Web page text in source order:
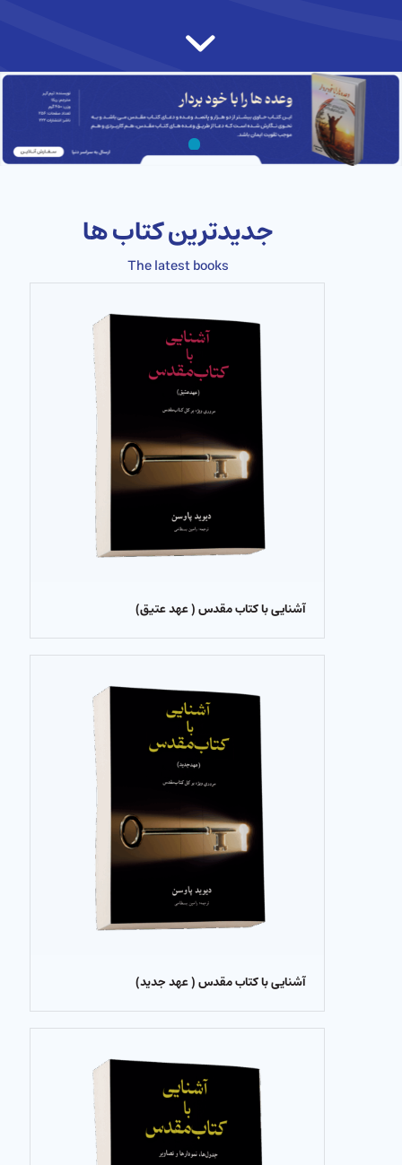
جدیدترین کتاب ها
The latest books
آشنایی با کتاب مقدس ( عهد عتیق)
آشنایی با کتاب مقدس ( عهد جدید)